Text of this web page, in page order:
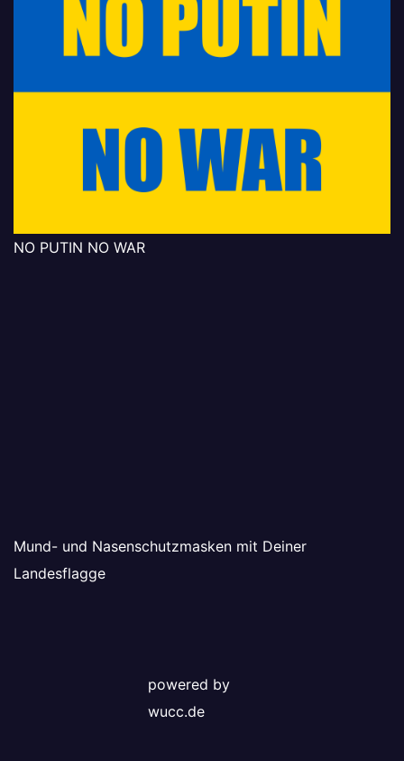
NO PUTIN NO WAR
Mund- und Nasenschutzmasken mit Deiner
Landesflagge
powered by
wucc.de